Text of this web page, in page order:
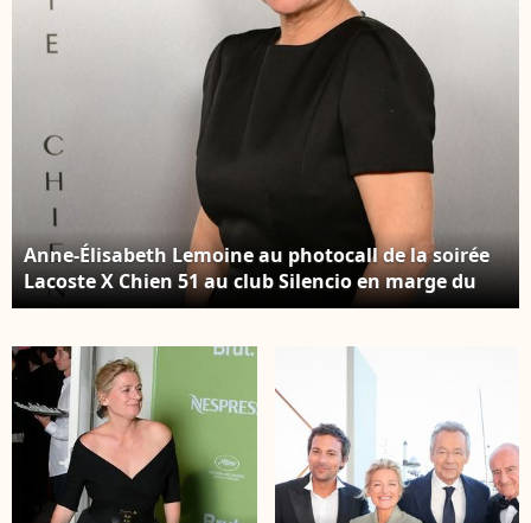
Anne-Élisabeth Lemoine au photocall de la soirée
Lacoste X Chien 51 au club Silencio en marge du
78ème Festival International du Film de Cannes,
Doucelin/Bestimage